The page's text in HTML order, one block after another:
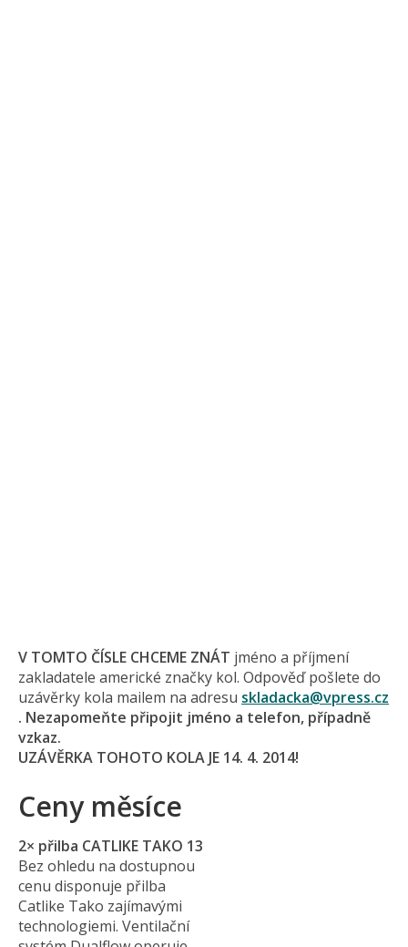
V TOMTO ČÍSLE CHCEME ZNÁT jméno a příjmení
zakladatele americké značky kol. Odpověď pošlete do
uzávěrky kola mailem na adresu skladacka@vpress.cz
. Nezapomeňte připojit jméno a telefon, případně
vzkaz.
UZÁVĚRKA TOHOTO KOLA JE 14. 4. 2014!
Ceny měsíce
2× přilba CATLIKE TAKO 13
Bez ohledu na dostupnou
cenu disponuje přilba
Catlike Tako zajímavými
technologiemi. Ventilační